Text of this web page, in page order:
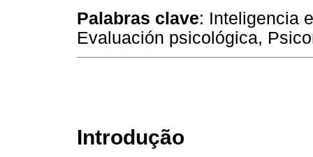
Palabras clave: Inteligencia
Evaluación psicológica,
Introdução